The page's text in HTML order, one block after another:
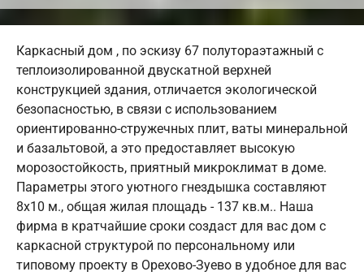
Каркасный дом , по эскизу 67 полутораэтажный с
теплоизолированной двускатной верхней
конструкцией здания, отличается экологической
безопасностью, в связи с использованием
ориентированно-стружечных плит, ваты минеральной
и базальтовой, а это предоставляет высокую
морозостойкость, приятный микроклимат в доме.
Параметры этого уютного гнездышка составляют
8х10 м., общая жилая площадь - 137 кв.м.. Наша
фирма в кратчайшие сроки создаст для вас дом с
каркасной структурой по персональному или
типовому проекту в Орехово-Зуево в удобное для вас